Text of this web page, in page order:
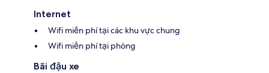
Internet
Wifi miễn phí tại các khu vực chung
Wifi miễn phí tại phòng
Bãi đậu xe